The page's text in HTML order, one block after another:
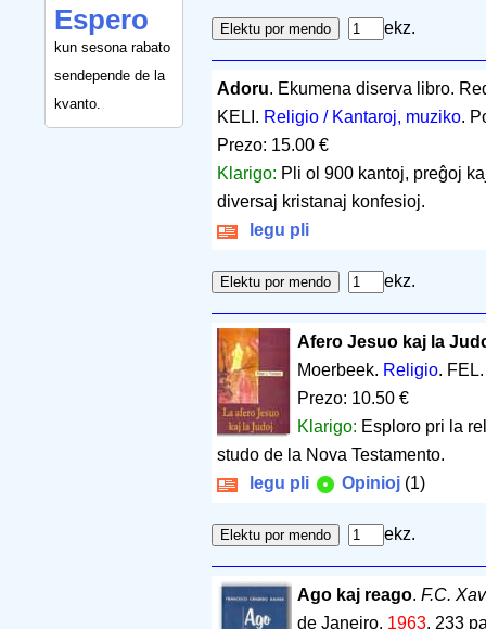
Espero
kun sesona rabato
sendepende de la
kvanto.
ekz.
Adoru. Ekumena diserva libro.
KELI. Religio / Kantaroj, muziko.
Prezo: 15.00 €
Klarigo: Pli ol 900 kantoj, preĝoj
diversaj kristanaj konfesioj.
legu pli
ekz.
Afero Jesuo kaj la
Moerbeek. Religio.
Prezo: 10.50 €
Klarigo: Esploro pri la
studo de la Nova Testamento.
legu pli
Opinioj (1)
ekz.
Ago kaj reago.F.C.
de Janeiro. 1963. 233